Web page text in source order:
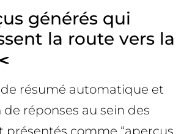
générés qui
la route vers la
de résumé automatique et
réponses au sein des